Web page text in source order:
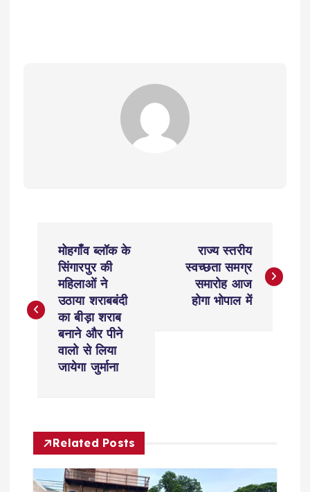
s
v
मोहगाँव ब्लॉक के
सिंगारपुर की
महिलाओं ने
उठाया शराबबंदी
का बीड़ा शराब
बनाने और पीने
वालो से लिया
जायेगा जुर्माना
राज्य स्तरीय
स्वच्छता समग्र
समारोह आज
होगा भोपाल में
Related Posts